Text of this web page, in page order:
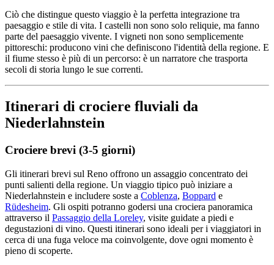
Ciò che distingue questo viaggio è la perfetta integrazione tra
paesaggio e stile di vita. I castelli non sono solo reliquie, ma fanno
parte del paesaggio vivente. I vigneti non sono semplicemente
pittoreschi: producono vini che definiscono l'identità della regione. E
il fiume stesso è più di un percorso: è un narratore che trasporta
secoli di storia lungo le sue correnti.
Itinerari di crociere fluviali da
Niederlahnstein
Crociere brevi (3-5 giorni)
Gli itinerari brevi sul Reno offrono un assaggio concentrato dei
punti salienti della regione. Un viaggio tipico può iniziare a
Niederlahnstein e includere soste a Coblenza, Boppard e
Rüdesheim. Gli ospiti potranno godersi una crociera panoramica
attraverso il Passaggio della Loreley, visite guidate a piedi e
degustazioni di vino. Questi itinerari sono ideali per i viaggiatori in
cerca di una fuga veloce ma coinvolgente, dove ogni momento è
pieno di scoperte.